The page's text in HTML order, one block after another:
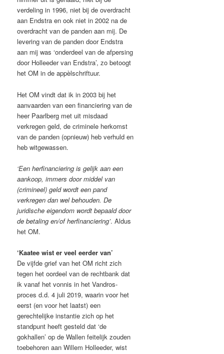
verdeling in 1996, niet bij de overdracht
aan Endstra en ook niet in 2002 na de
overdracht van de panden aan mij. De
levering van de panden door Endstra
aan mij was ‘onderdeel van de afpersing
door Holleeder van Endstra’, zo betoogt
het OM in de appèlschriftuur.
Het OM vindt dat ik in 2003 bij het
aanvaarden van een financiering van de
heer Paarlberg met uit misdaad
verkregen geld, de criminele herkomst
van de panden (opnieuw) heb verhuld en
heb witgewassen.
‘Een herfinanciering is gelijk aan een
aankoop, immers door middel van
(crimineel) geld wordt een pand
verkregen dan wel behouden. De
juridische eigendom wordt bepaald door
de betaling en/of herfinanciering’. Aldus
het OM.
‘Kaatee wist er veel eerder van’
De vijfde grief van het OM richt zich
tegen het oordeel van de rechtbank dat
ik vanaf het vonnis in het Vandros-
proces d.d. 4 juli 2019, waarin voor het
eerst (en voor het laatst) een
gerechtelijke instantie zich op het
standpunt heeft gesteld dat ‘de
gokhallen’ op de Wallen feitelijk zouden
toebehoren aan Willem Holleeder, wist